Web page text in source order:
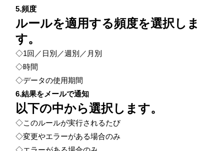
5.頻度
ルールを適用する頻度を選択しま
す。
◇1回／日別／週別／月別
◇時間
◇データの使用期間
6.結果をメールで通知
以下の中から選択します。
◇このルールが実行されるたび
◇変更やエラーがある場合のみ